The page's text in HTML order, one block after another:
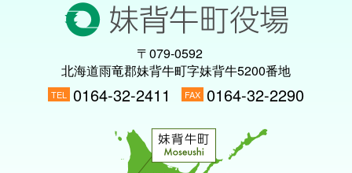
〒079-0592
北海道雨竜郡妹背牛町字妹背牛5200番地
TEL 0164-32-2411 FAX 0164-32-2290